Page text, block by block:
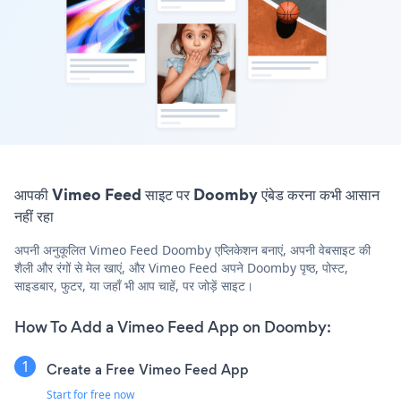
आपकी Vimeo Feed साइट पर Doomby एंबेड करना कभी आसान
नहीं रहा
अपनी अनुकूलित Vimeo Feed Doomby एप्लिकेशन बनाएं, अपनी वेबसाइट की
शैली और रंगों से मेल खाएं, और Vimeo Feed अपने Doomby पृष्ठ, पोस्ट,
साइडबार, फुटर, या जहाँ भी आप चाहें, पर जोड़ें साइट।
How To Add a Vimeo Feed App on Doomby:
Create a Free Vimeo Feed App
Start for free now